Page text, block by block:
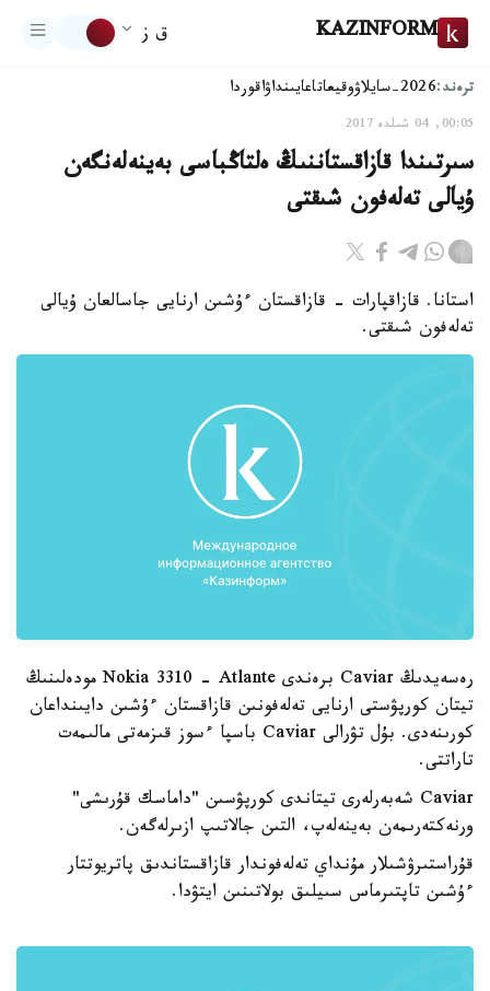
KAZINFORM ق ز
ترەند:2026-سايلاۋ وقيعاتاعايىنداۋاقوردا
00:05, 04 شىلدە 2017
سىرتىندا قازاقستاننىڭ ەلتاڭباسى بەينەلەنگەن
ۇيالى تەلەفون شىقتى
استانا. قازاقپارات - قازاقستان ءۇشىن ارنايى جاسالعان ۇيالى
تەلەفون شىقتى.
رەسەيدىڭ Caviar برەندى Nokia 3310 - Atlante مودەلىنىڭ
تيتان كورپۋستى ارنايى تەلەفونىن قازاقستان ءۇشىن دايىنداعان
كورىنەدى. بۇل تۋرالى Caviar باسپا ءسوز قىزمەتى مالىمەت
تاراتتى.
Caviar شەبەرلەرى تيتاندى كورپۋسىن "داماسك قۇرىشى"
ورنەكتەرىمەن بەينەلەپ، التىن جالاتىپ ازىرلەگەن.
قۇراستىرۋشىلار مۇنداي تەلەفوندار قازاقستاندىق پاتريوتتار
ءۇشىن تاپتىرماس سىيلىق بولاتىنىن ايتۋدا.